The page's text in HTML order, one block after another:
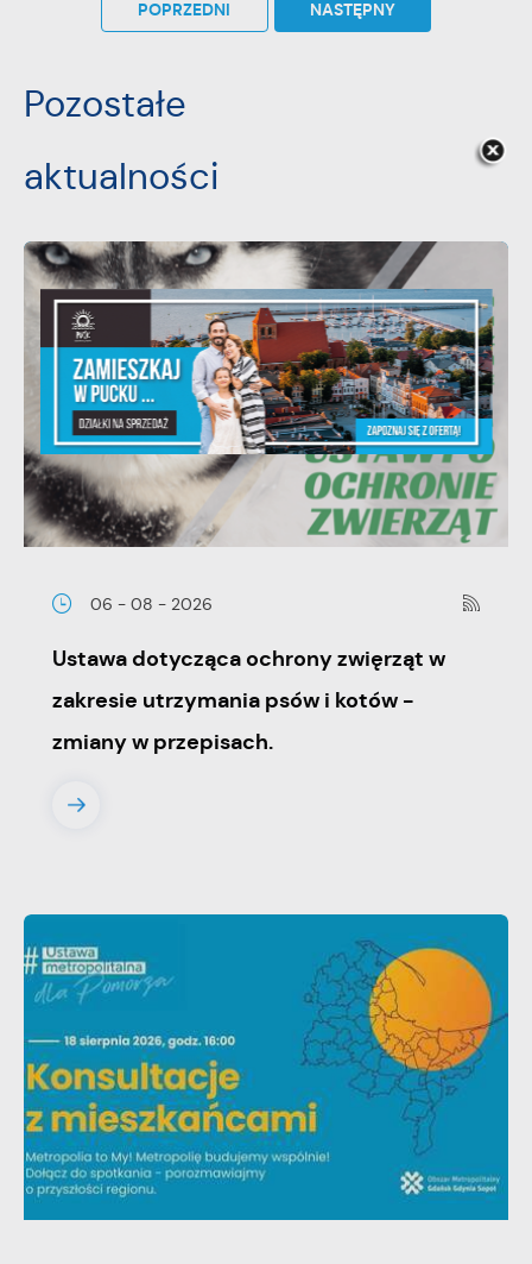
POPRZEDNI NASTĘPNY
Pozostałe
aktualności
06 - 08 - 2026
Ustawa dotycząca ochrony zwięrząt w
zakresie utrzymania psów i kotów -
zmiany w przepisach.